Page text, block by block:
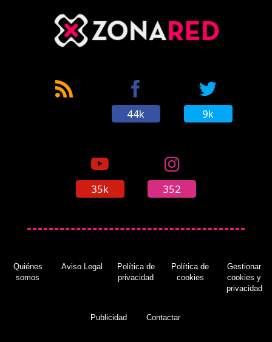
44k 9k
35k 352
Quiénes
somos
Aviso Legal
Política de
privacidad
Política de
cookies
Gestionar
cookies y
privacidad
Publicidad Contactar